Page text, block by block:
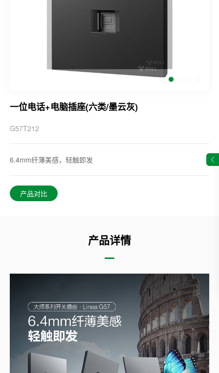
一位电话+电脑插座(六类/墨云灰)
G57T212
6.4mm纤薄美感，轻触即发
产品对比
产品详情